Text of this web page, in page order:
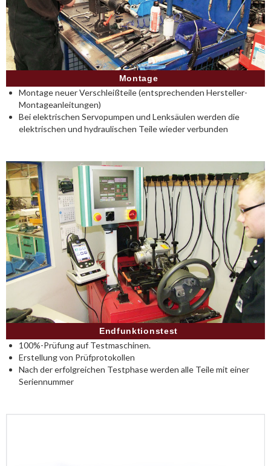
Montage
Montage neuer Verschleißteile (entsprechenden Hersteller-
Montageanleitungen)
Bei elektrischen Servopumpen und Lenksäulen werden die
elektrischen und hydraulischen Teile wieder verbunden
Endfunktionstest
100%-Prüfung auf Testmaschinen.
Erstellung von Prüfprotokollen
Nach der erfolgreichen Testphase werden alle Teile mit einer
Seriennummer